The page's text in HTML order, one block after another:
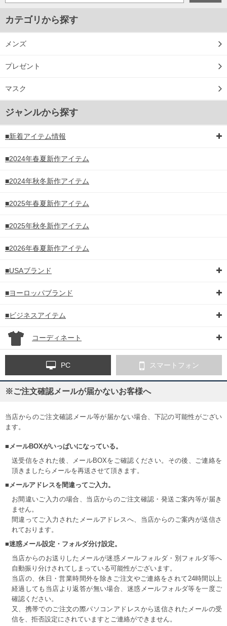
カテゴリから探す
メンズ
プレゼント
マスク
ジャンルから探す
■新着アイテム情報
■2024年春夏新作アイテム
■2024年秋冬新作アイテム
■2025年春夏新作アイテム
■2025年秋冬新作アイテム
■2026年春夏新作アイテム
■USAブランド
■ヨーロッパブランド
■ビジネスアイテム
コーディネート
PC スマートフォン
※ご注文確認メールが届かないお客様へ
当店からのご注文確認メール等が届かない場合、下記の可能性がござい
ます。
■メールBOXがいっぱいになっている。
送受信をされた後、メールBOXをご確認ください。その後、ご連絡を
頂きましたらメールを再送させて頂きます。
■メールアドレスを間違ってご入力。
お間違いご入力の場合、当店からのご注文確認・発送ご案内等が届き
ません。
間違ってご入力されたメールアドレスへ、当店からのご案内が送信さ
れております。
■迷惑メール設定・フォルダ分け設定。
当店からのお送りしたメールが迷惑メールフォルダ・別フォルダ等へ
自動振り分けされてしまっている可能性がございます。
当店の、休日・営業時間外を除きご注文やご連絡をされて24時間以上
経過しても当店より返答が無い場合、迷惑メールフォルダ等を一度ご
確認ください。
又、携帯でのご注文の際パソコンアドレスから送信されたメールの受
信を、拒否設定にされていますとご連絡ができません。